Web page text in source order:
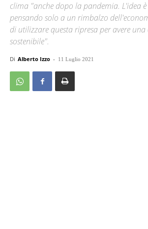
clima "anche dopo la pandemia. L'idea
pensando solo a un rimbalzo
di utilizzare questa ripresa per avere
sostenibile".
Di Alberto Izzo - 11 Luglio 2021